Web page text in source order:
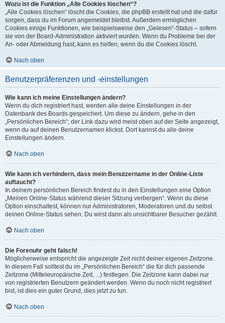
Wozu ist die Funktion „Alle Cookies löschen“?
„Alle Cookies löschen“ löscht die Cookies, die phpBB erstellt hat und die dafür
sorgen, dass du im Forum angemeldet bleibst. Außerdem ermöglichen
Cookies einige Funktionen, wie beispielsweise den „Gelesen“-Status – sofern
sie von der Board-Administration aktiviert wurden. Wenn du Probleme bei der
An- oder Abmeldung hast, kann es helfen, wenn du die Cookies löscht.
Nach oben
Benutzerpräferenzen und -einstellungen
Wie kann ich meine Einstellungen ändern?
Wenn du dich registriert hast, werden alle deine Einstellungen in der
Datenbank des Boards gespeichert. Um diese zu ändern, gehe in den
„Persönlichen Bereich“; der Link dazu wird meist oben auf der Seite angezeigt,
wenn du auf deinen Benutzernamen klickst. Dort kannst du alle deine
Einstellungen ändern.
Nach oben
Wie kann ich verhindern, dass mein Benutzername in der Online-Liste
auftaucht?
In deinem persönlichen Bereich findest du in den Einstellungen eine Option
„Meinen Online-Status während dieser Sitzung verbergen“. Wenn du diese
Option einschaltest, können nur Administratoren, Moderatoren und du selbst
deinen Online-Status sehen. Du wirst dann als unsichtbarer Besucher gezählt.
Nach oben
Die Forenuhr geht falsch!
Möglicherweise entspricht die angezeigte Zeit nicht deiner eigenen Zeitzone.
In diesem Fall solltest du im „Persönlichen Bereich“ die für dich passende
Zeitzone (Mitteleuropäische Zeit, ...) festlegen. Die Zeitzone kann dabei nur
von registrierten Benutzern geändert werden. Wenn du noch nicht registriert
bist, ist dies ein guter Grund, dies jetzt zu tun.
Nach oben